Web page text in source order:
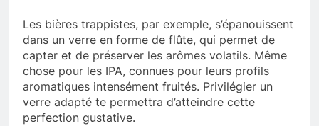
Les bières trappistes, par exemple, s’épanouissent
dans un verre en forme de flûte, qui permet de
capter et de préserver les arômes volatils. Même
chose pour les IPA, connues pour leurs profils
aromatiques intensément fruités. Privilégier un
verre adapté te permettra d’atteindre cette
perfection gustative.